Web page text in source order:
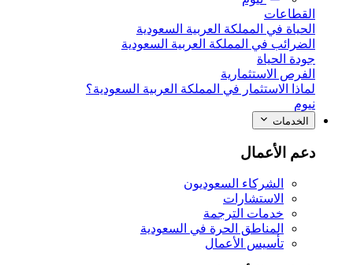
القطاعات
الحياة في المملكة العربية السعودية
الضرائب في المملكة العربية السعودية
جودة الحياة
الفرص الاستثمارية
لماذا الاستثمار في المملكة العربية السعودية؟
نيوم
الخدمات
دعم الأعمال
الشركاء السعوديون
الاستشارات
خدمات الترجمة
المناطق الحرة في السعودية
تأسيس الأعمال